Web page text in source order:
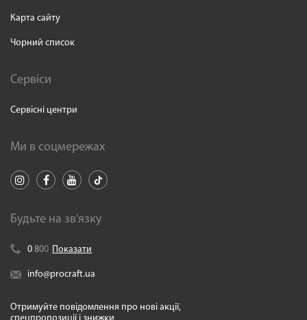
Карта сайту
Чорний список
Сервіси
Сервісні центри
Ми в соцмережах
Будьте на зв'язку
0 800 Показати
info@procraft.ua
Отримуйте повідомлення про нові акції,